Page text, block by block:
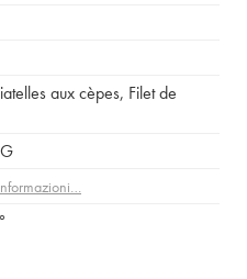
aux cèpes, Filet de